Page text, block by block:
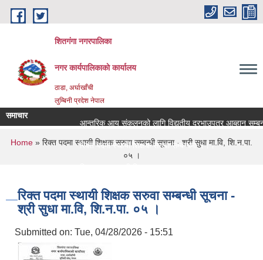
Skip to main content
शितगंगा नगरपालिका
नगर कार्यपालिकाकाे कार्यालय
ठाडा, अर्घाखाँची
लुम्बिनी प्रदेश नेपाल
समाचार
आन्तरिक आय संकलनको लागि विद्युतीय दरभाउपत्र आब्हान
रिक्त पदमा स्थायी शिक्षक सरुवा सम्बन्धमा ।।।
You are here
Home » रिक्त पदमा स्थायी शिक्षक सरुवा सम्बन्धी सूचना - श्री सुधा मा.वि, शि.न.पा.
०५ ।
रिक्त पदमा स्थायी शिक्षक सरुवा सम्बन्धी सूचना -
श्री सुधा मा.वि, शि.न.पा. ०५ ।
Submitted on: Tue, 04/28/2026 - 15:51